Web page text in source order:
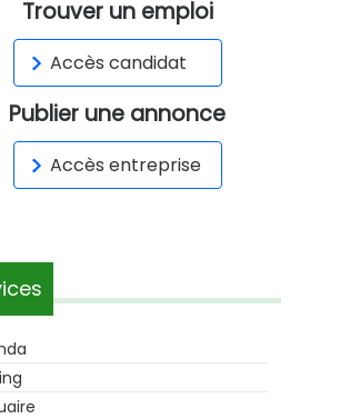
Trouver un emploi
Accès candidat
Publier une annonce
Accès entreprise